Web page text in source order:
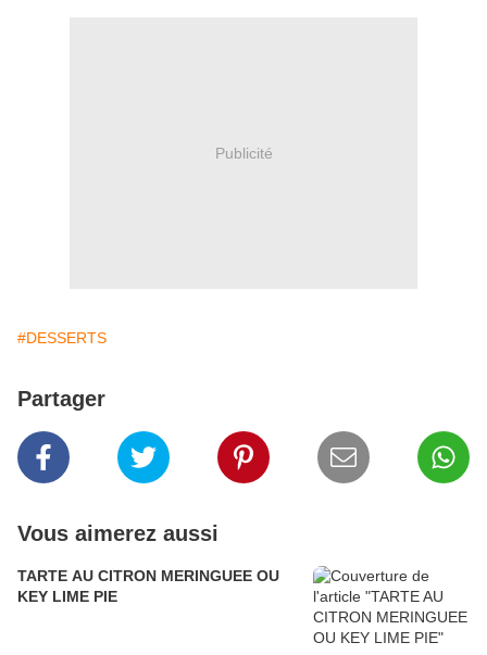
Publicité
#DESSERTS
Partager
Vous aimerez aussi
TARTE AU CITRON MERINGUEE OU
KEY LIME PIE